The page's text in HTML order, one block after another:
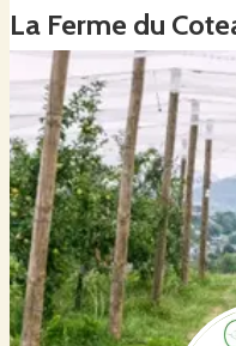
La Ferme du